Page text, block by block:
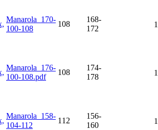
Manarola_170-
100-108
108
168-
172
Manarola_176-
100-108.pdf
108
174-
178
Manarola_158-
104-112
112
156-
160